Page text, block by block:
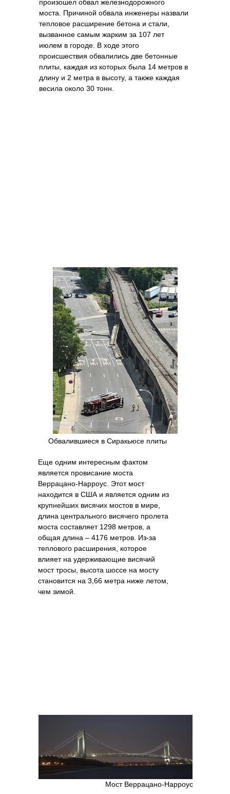
Мост Веррацано-Нарроус
произошел обвал железнодорожного
моста. Причиной обвала инженеры назвали
тепловое расширение бетона и стали,
вызванное самым жарким за 107 лет
июлем в городе. В ходе этого
происшествия обвалились две бетонные
плиты, каждая из которых была 14 метров в
длину и 2 метра в высоту, а также каждая
весила около 30 тонн.
Еще одним интересным фактом
является провисание моста
Веррацано-Нарроус. Этот мост
находится в США и является одним из
крупнейших висячих мостов в мире,
длина центрального висячего пролета
моста составляет 1298 метров, а
общая длина – 4176 метров. Из-за
теплового расширения, которое
влияет на удерживающие висячий
мост тросы, высота шоссе на мосту
становится на 3,66 метра ниже летом,
чем зимой.
Обвалившиеся в Сиракьюсе плиты